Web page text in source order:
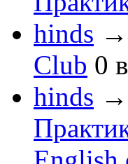
hinds →
Club 0 в
hinds →